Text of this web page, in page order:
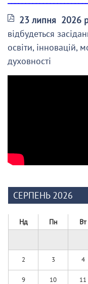
23 липня 2026
відбудеться
освіти, інновацій,
духовності
СЕРПЕНЬ 2026
Нд Пн Вт
2 3 4
9 10 11